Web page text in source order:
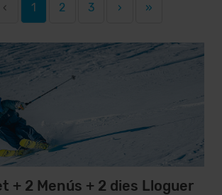
‹ 1 2 3 › »
+ 2 Menús + 2 dies Lloguer